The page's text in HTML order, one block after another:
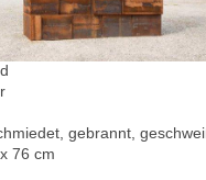
gebrannt,
76 cm